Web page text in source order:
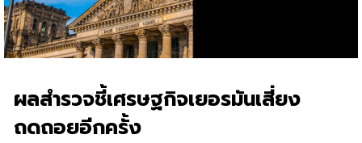
ผลสำรวจชี้เศรษฐกิจเยอรมันเสี่ยง
ถดถอยอีกครั้ง